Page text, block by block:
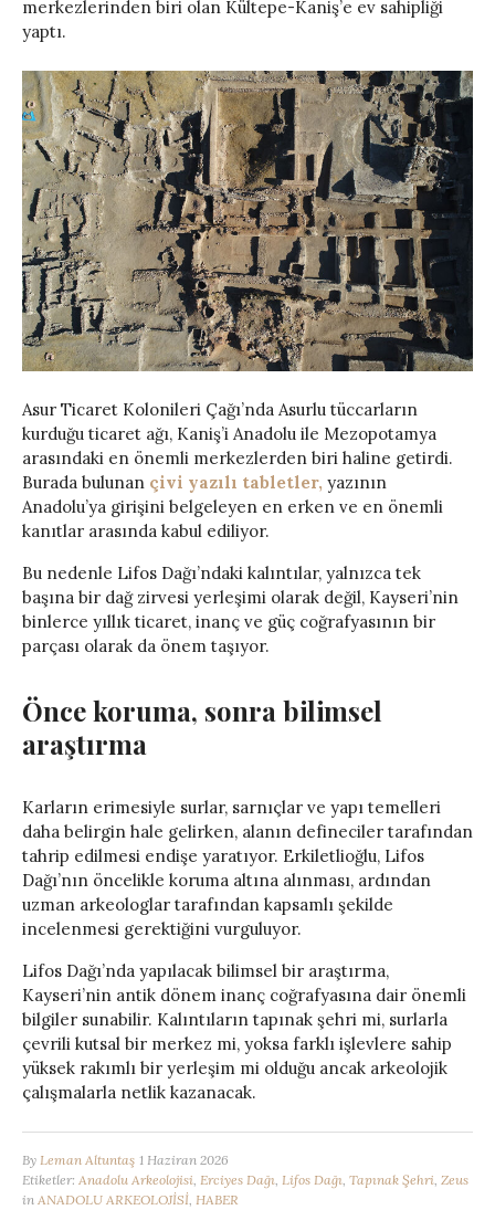
merkezlerinden biri olan Kültepe-Kaniş’e ev sahipliği
yaptı.
Asur Ticaret Kolonileri Çağı’nda Asurlu tüccarların
kurduğu ticaret ağı, Kaniş’i Anadolu ile Mezopotamya
arasındaki en önemli merkezlerden biri haline getirdi.
Burada bulunan çivi yazılı tabletler, yazının
Anadolu’ya girişini belgeleyen en erken ve en önemli
kanıtlar arasında kabul ediliyor.
Bu nedenle Lifos Dağı’ndaki kalıntılar, yalnızca tek
başına bir dağ zirvesi yerleşimi olarak değil, Kayseri’nin
binlerce yıllık ticaret, inanç ve güç coğrafyasının bir
parçası olarak da önem taşıyor.
Önce koruma, sonra bilimsel
araştırma
Karların erimesiyle surlar, sarnıçlar ve yapı temelleri
daha belirgin hale gelirken, alanın defineciler tarafından
tahrip edilmesi endişe yaratıyor. Erkiletlioğlu, Lifos
Dağı’nın öncelikle koruma altına alınması, ardından
uzman arkeologlar tarafından kapsamlı şekilde
incelenmesi gerektiğini vurguluyor.
Lifos Dağı’nda yapılacak bilimsel bir araştırma,
Kayseri’nin antik dönem inanç coğrafyasına dair önemli
bilgiler sunabilir. Kalıntıların tapınak şehri mi, surlarla
çevrili kutsal bir merkez mi, yoksa farklı işlevlere sahip
yüksek rakımlı bir yerleşim mi olduğu ancak arkeolojik
çalışmalarla netlik kazanacak.
By Leman Altuntaş 1 Haziran 2026
Etiketler: Anadolu Arkeolojisi, Erciyes Dağı, Lifos Dağı, Tapınak Şehri, Zeus
in ANADOLU ARKEOLOJİSİ, HABER